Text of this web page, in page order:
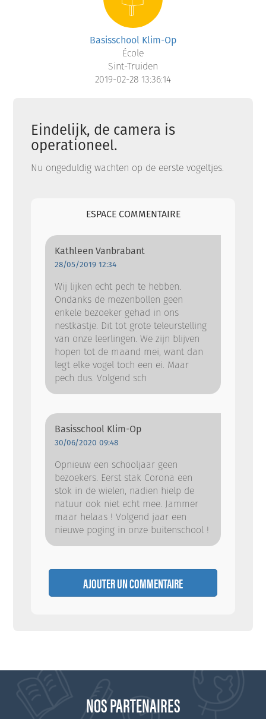
Basisschool Klim-Op
École
Sint-Truiden
2019-02-28 13:36:14
Eindelijk, de camera is
operationeel.
Nu ongeduldig wachten op de eerste vogeltjes.
ESPACE COMMENTAIRE
Kathleen Vanbrabant
28/05/2019 12:34
Wij lijken echt pech te hebben.
Ondanks de mezenbollen geen
enkele bezoeker gehad in ons
nestkastje. Dit tot grote teleurstelling
van onze leerlingen. We zijn blijven
hopen tot de maand mei, want dan
legt elke vogel toch een ei. Maar
pech dus. Volgend sch
Basisschool Klim-Op
30/06/2020 09:48
Opnieuw een schooljaar geen
bezoekers. Eerst stak Corona een
stok in de wielen, nadien hielp de
natuur ook niet echt mee. Jammer
maar helaas ! Volgend jaar een
nieuwe poging in onze buitenschool !
AJOUTER UN COMMENTAIRE
NOS PARTENAIRES